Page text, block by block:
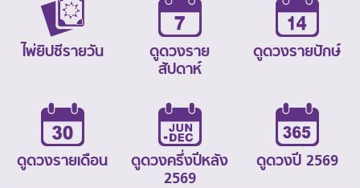
ไพ่ยิปซีรายวัน
ดูดวงราย
สัปดาห์
ดูดวงรายปักษ์
ดูดวงรายเดือน
ดูดวงครึ่งปีหลัง
2569
ดูดวงปี 2569